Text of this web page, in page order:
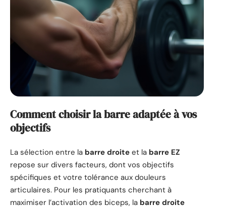
Comment choisir la barre adaptée à vos
objectifs
La sélection entre la barre droite et la barre EZ
repose sur divers facteurs, dont vos objectifs
spécifiques et votre tolérance aux douleurs
articulaires. Pour les pratiquants cherchant à
maximiser l’activation des biceps, la barre droite